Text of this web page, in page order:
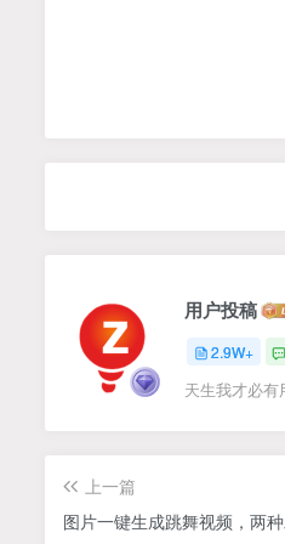
用户投稿
2.9W+
天生我才必有
上一篇
图片一键生成跳舞视频，两